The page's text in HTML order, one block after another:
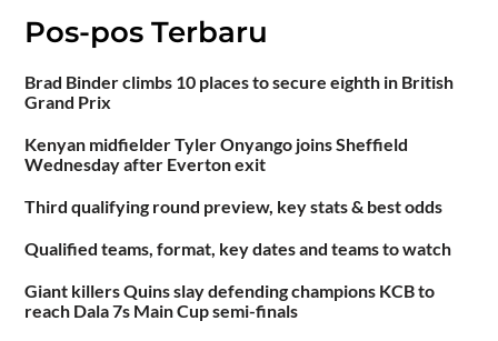
Pos-pos Terbaru
Brad Binder climbs 10 places to secure eighth in British
Grand Prix
Kenyan midfielder Tyler Onyango joins Sheffield
Wednesday after Everton exit
Third qualifying round preview, key stats & best odds
Qualified teams, format, key dates and teams to watch
Giant killers Quins slay defending champions KCB to
reach Dala 7s Main Cup semi-finals